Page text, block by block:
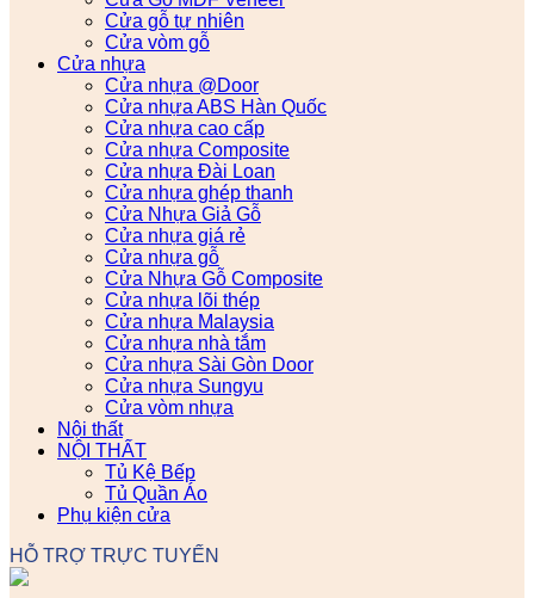
Cửa gỗ tự nhiên
Cửa vòm gỗ
Cửa nhựa
Cửa nhựa @Door
Cửa nhựa ABS Hàn Quốc
Cửa nhựa cao cấp
Cửa nhựa Composite
Cửa nhựa Đài Loan
Cửa nhựa ghép thanh
Cửa Nhựa Giả Gỗ
Cửa nhựa giá rẻ
Cửa nhựa gỗ
Cửa Nhựa Gỗ Composite
Cửa nhựa lõi thép
Cửa nhựa Malaysia
Cửa nhựa nhà tắm
Cửa nhựa Sài Gòn Door
Cửa nhựa Sungyu
Cửa vòm nhựa
Nội thất
NỘI THẤT
Tủ Kệ Bếp
Tủ Quần Áo
Phụ kiện cửa
HỖ TRỢ TRỰC TUYẾN